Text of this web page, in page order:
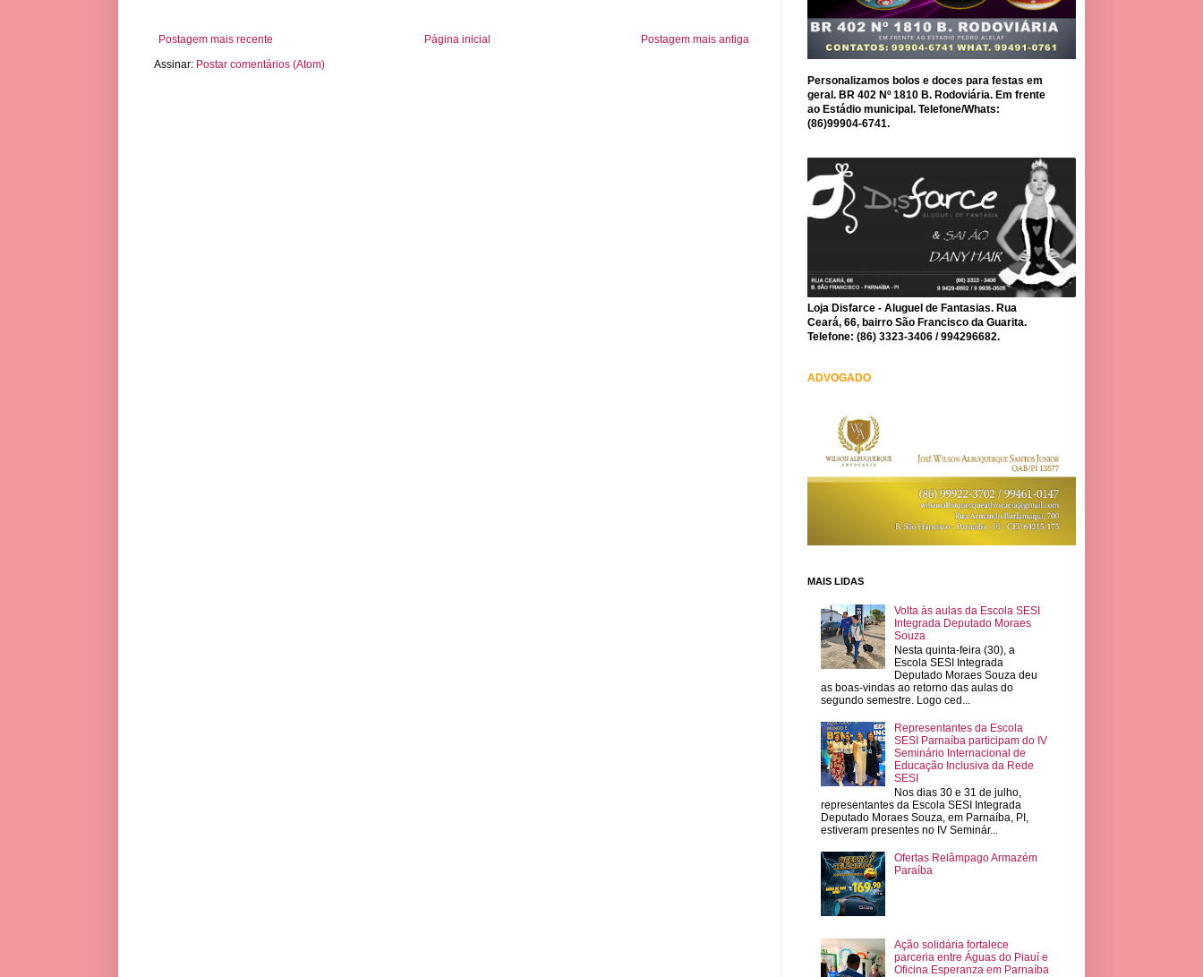
Postagem mais recente Postagem mais antiga
Página inicial
Assinar: Postar comentários (Atom)
Personalizamos bolos e doces para festas em
geral. BR 402 Nº 1810 B. Rodoviária. Em frente
ao Estádio municipal. Telefone/Whats:
(86)99904-6741.
Loja Disfarce - Aluguel de Fantasias. Rua
Ceará, 66, bairro São Francisco da Guarita.
Telefone: (86) 3323-3406 / 994296682.
ADVOGADO
MAIS LIDAS
Volta às aulas da Escola SESI
Integrada Deputado Moraes
Souza
Nesta quinta-feira (30), a
Escola SESI Integrada
Deputado Moraes Souza deu
as boas-vindas ao retorno das aulas do
segundo semestre. Logo ced...
Representantes da Escola
SESI Parnaíba participam do IV
Seminário Internacional de
Educação Inclusiva da Rede
SESI
Nos dias 30 e 31 de julho,
representantes da Escola SESI Integrada
Deputado Moraes Souza, em Parnaíba, PI,
estiveram presentes no IV Seminár...
Ofertas Relâmpago Armazém
Paraíba
Ação solidária fortalece
parceria entre Águas do Piauí e
Oficina Esperanza em Parnaíba